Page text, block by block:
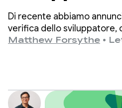
l'accesso in
inizia ora
continuiamo
tuo
Di recente abbiamo
verifica dello sviluppatore,
ulteriore livello di difesa
persone utilizzano i nostri
Matthew Forsythe •